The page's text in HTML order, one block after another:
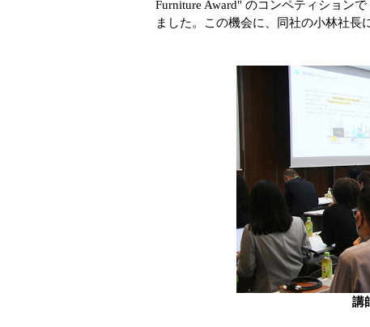
Furniture Award" のコンペティション
ました。この機会に、同社の小林社長
講